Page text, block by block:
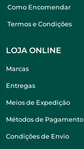
Como Encomendar
Termos e Condições
LOJA ONLINE
Marcas
Entregas
Meios de Expedição
Métodos de Pagamento
Condições de Envio